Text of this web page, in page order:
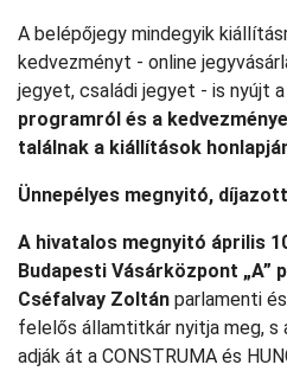
A belépőjegy mindegyik
kedvezményt - online
jegyet, családi jegyet - is nyújt a
programról és a
találnak a kiállítások
Ünnepélyes megnyitó,
A hivatalos megnyitó április
Budapesti Vásárközpont „A”
Cséfalvay Zoltán parlamenti
felelős államtitkár nyitja meg, s
adják át a CONSTRUMA és